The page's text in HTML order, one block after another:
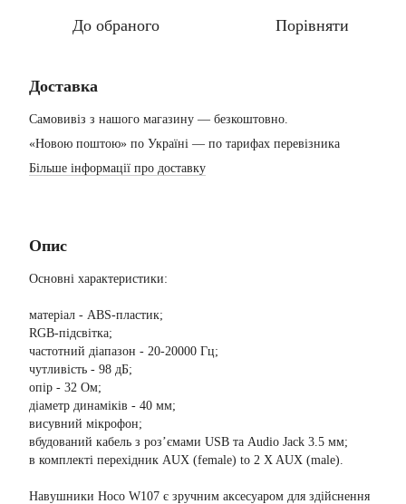
До обраного Порівняти
Доставка
Самовивіз з нашого магазину — безкоштовно.
«Новою поштою» по Україні — по тарифах перевізника
Більше інформації про доставку
Опис
Основні характеристики:
матеріал - ABS-пластик;
RGB-підсвітка;
частотний діапазон - 20-20000 Гц;
чутливість - 98 дБ;
опір - 32 Ом;
діаметр динаміків - 40 мм;
висувний мікрофон;
вбудований кабель з роз’ємами USB та Audio Jack 3.5 мм;
в комплекті перехідник AUX (female) to 2 X AUX (male).
Навушники Hoco W107 є зручним аксесуаром для здійснення